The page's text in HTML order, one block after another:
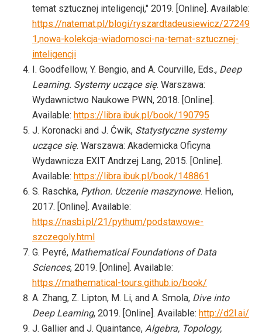
temat sztucznej inteligencji, 2019. [Online]. Available:
https://natemat.pl/blogi/ryszardtadeusiewicz/27249
1,nowa-kolekcja-wiadomosci-na-temat-sztucznej-
inteligencji
I. Goodfellow, Y. Bengio, and A. Courville, Eds., Deep
Learning. Systemy uczące się. Warszawa:
Wydawnictwo Naukowe PWN, 2018. [Online].
Available: https://libra.ibuk.pl/book/190795
J. Koronacki and J. Ćwik, Statystyczne systemy
uczące się. Warszawa: Akademicka Oficyna
Wydawnicza EXIT Andrzej Lang, 2015. [Online].
Available: https://libra.ibuk.pl/book/148861
S. Raschka, Python. Uczenie maszynowe. Helion,
2017. [Online]. Available:
https://nasbi.pl/21/pythum/podstawowe-
szczegoly.html
G. Peyré, Mathematical Foundations of Data
Sciences, 2019. [Online]. Available:
https://mathematical-tours.github.io/book/
A. Zhang, Z. Lipton, M. Li, and A. Smola, Dive into
Deep Learning, 2019. [Online]. Available: http://d2l.ai/
J. Gallier and J. Quaintance, Algebra, Topology,